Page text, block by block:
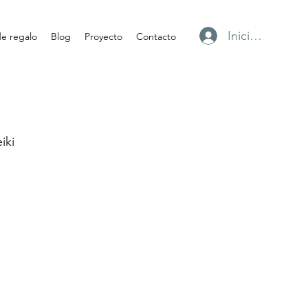
regalo Blog Proyecto Contacto Iniciar sesión